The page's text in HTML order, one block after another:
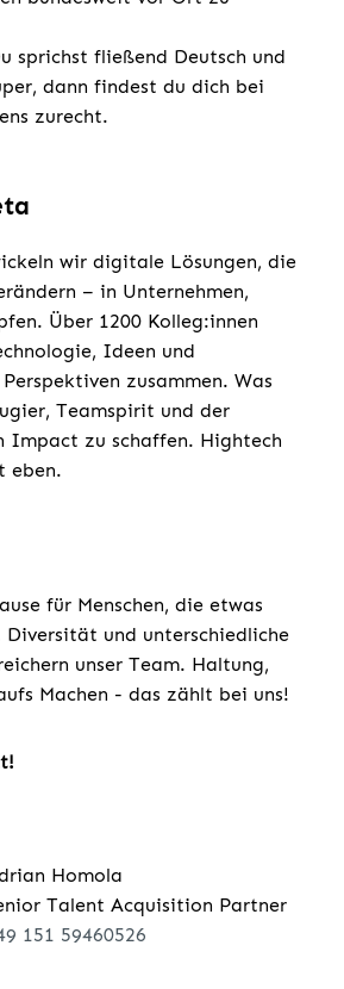
sprichst fließend Deutsch und
dann findest du dich bei
zurecht.
wir digitale Lösungen, die
– in Unternehmen,
Über 1200 Kolleg:innen
Ideen und
zusammen. Was
Teamspirit und der
Impact zu schaffen. Hightech
eben.
für Menschen, die etwas
Diversität und unterschiedliche
unser Team. Haltung,
Machen - das zählt bei uns!
Homola
Talent Acquisition Partner
151 59460526